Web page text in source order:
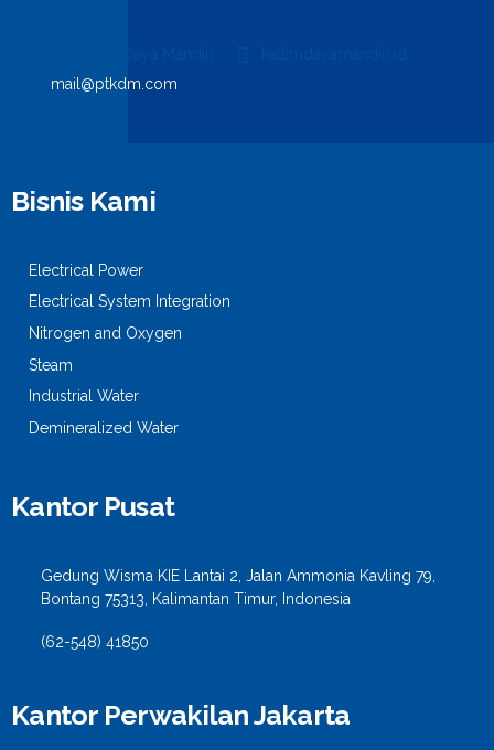
mail@ptkdm.com
Bisnis Kami
Electrical Power
Electrical System Integration
Nitrogen and Oxygen
Steam
Industrial Water
Demineralized Water
Kantor Pusat
Gedung Wisma KIE Lantai 2, Jalan Ammonia Kavling 79,
Bontang 75313, Kalimantan Timur, Indonesia
(62-548) 41850
Kantor Perwakilan Jakarta